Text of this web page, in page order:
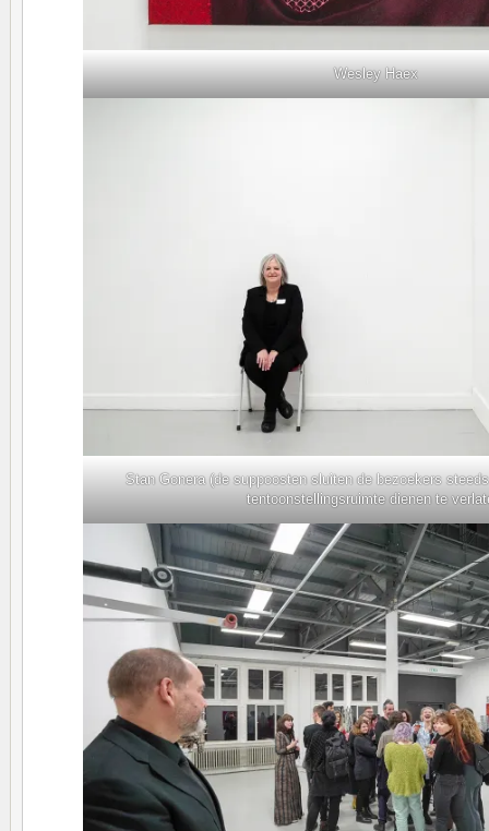
Wesley Haex
Stan Gonera (de suppoosten sluiten de bezoekers
tentoonstellingsruimte dienen te